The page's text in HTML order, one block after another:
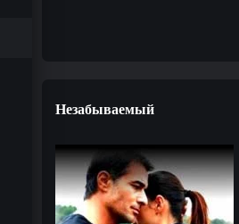
Незабываемый